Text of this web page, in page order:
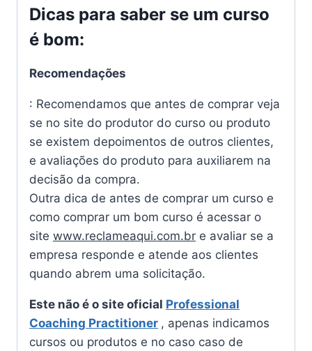
Dicas para saber se um curso
é bom:
Recomendações
: Recomendamos que antes de comprar veja
se no site do produtor do curso ou produto
se existem depoimentos de outros clientes,
e avaliações do produto para auxiliarem na
decisão da compra.
Outra dica de antes de comprar um curso e
como comprar um bom curso é acessar o
site www.reclameaqui.com.br e avaliar se a
empresa responde e atende aos clientes
quando abrem uma solicitação.
Este não é o site oficial Professional
Coaching Practitioner , apenas indicamos
cursos ou produtos e no caso caso de